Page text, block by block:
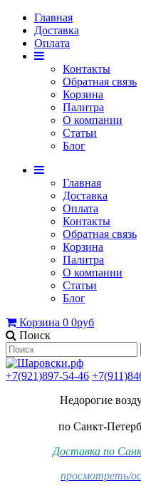
Главная
Доставка
Оплата
Контакты
Обратная связь
Корзина
Палитра
О компании
Статьи
Блог
Главная
Доставка
Оплата
Контакты
Обратная связь
Корзина
Палитра
О компании
Статьи
Блог
Корзина 0 0руб
Поиск
+7(921)897-54-46
Недорогие
по Санкт-
Доставка по
просмотреть/